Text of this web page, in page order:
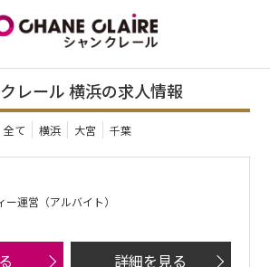
レール 横浜の求人情報
全て 横浜 大宮 千葉
運営（アルバイト）
詳細を見る